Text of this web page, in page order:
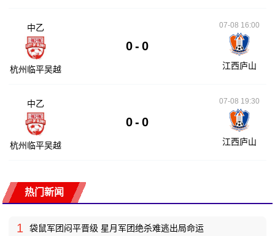
中乙
杭州临平吴越
0 - 0
07-08 16:00
江西庐山
中乙
杭州临平吴越
0 - 0
07-08 19:30
江西庐山
热门新闻
1 袋鼠军团闷平晋级 星月军团绝杀难逃出局命运